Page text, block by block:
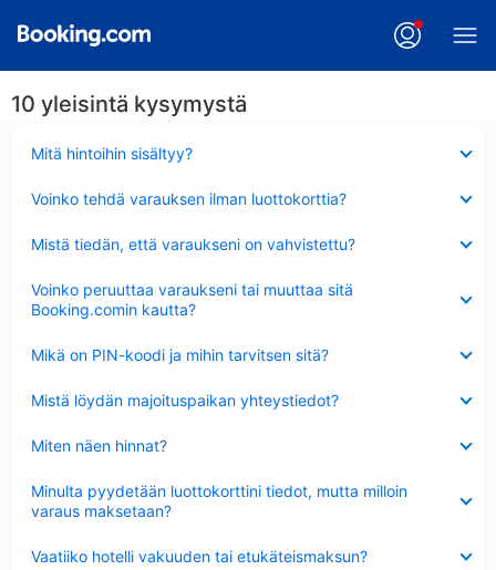
10 yleisintä kysymystä
Mitä hintoihin sisältyy?
Voinko tehdä varauksen ilman luottokorttia?
Mistä tiedän, että varaukseni on vahvistettu?
Voinko peruuttaa varaukseni tai muuttaa sitä
Booking.comin kautta?
Mikä on PIN-koodi ja mihin tarvitsen sitä?
Mistä löydän majoituspaikan yhteystiedot?
Miten näen hinnat?
Minulta pyydetään luottokorttini tiedot, mutta milloin
varaus maksetaan?
Vaatiiko hotelli vakuuden tai etukäteismaksun?